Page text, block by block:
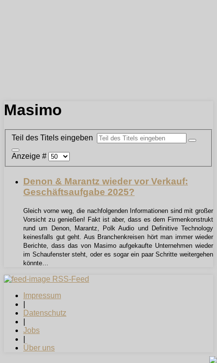
Masimo
Teil des Titels eingeben
Anzeige #
Denon & Marantz wieder vor Verkauf:
Geschäftsaufgabe 2025?
Gleich vorne weg, die nachfolgenden Informationen sind mit großer
Vorsicht zu genießen! Fakt ist aber, dass es dem Firmenkonstrukt
rund um Denon, Marantz, Polk Audio und Definitive Technology
keinesfalls gut geht. Aus Branchenkreisen hört man immer wieder
Berichte, dass das von Masimo aufgekaufte Unternehmen wieder
im Schaufenster steht, oder es sogar ein paar Schritte weitergehen
könnte…
RSS-Feed
Impressum
Datenschutz
Jobs
Über uns